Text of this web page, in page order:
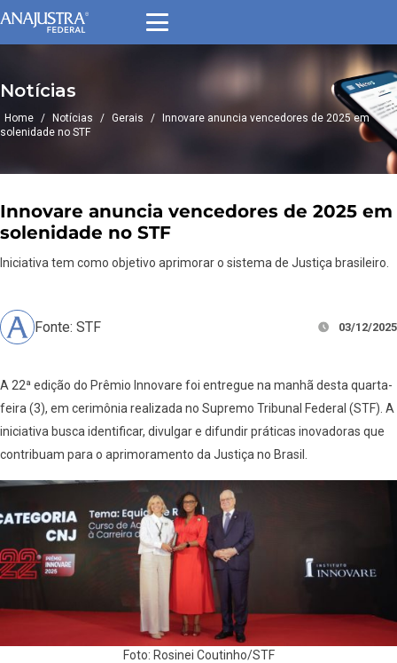
Notícias
Home / Notícias / Gerais /
Innovare anuncia vencedores de 2025 em
solenidade no STF
Innovare anuncia vencedores de 2025 em
solenidade no STF
Iniciativa tem como objetivo aprimorar o sistema de Justiça brasileiro.
Fonte: STF 03/12/2025
A 22ª edição do Prêmio Innovare foi entregue na manhã desta quarta-
feira (3), em cerimônia realizada no Supremo Tribunal Federal (STF). A
iniciativa busca identificar, divulgar e difundir práticas inovadoras que
contribuam para o aprimoramento da Justiça no Brasil.
Foto: Rosinei Coutinho/STF